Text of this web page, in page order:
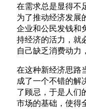
在需求总是显得不
为了推动经济发展
企业和公民发钱和
持经济的活力，就
自己缺乏消费动力
在这种新经济思路
成了一个不错的解
了顾忌，于是人们
市场的基础，使得